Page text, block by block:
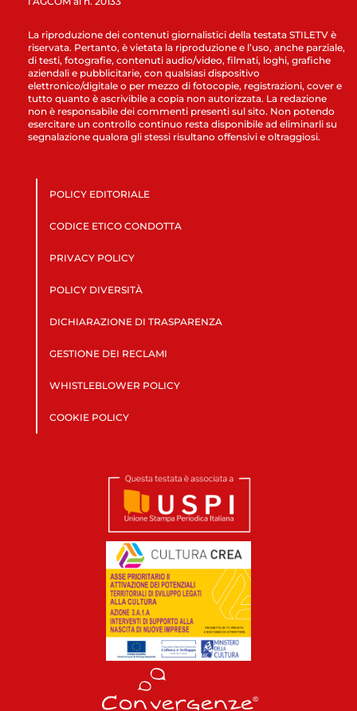
La riproduzione dei contenuti giornalistici della testata STILETV è
riservata. Pertanto, è vietata la riproduzione e l’uso, anche parziale,
di testi, fotografie, contenuti audio/video, filmati, loghi, grafiche
aziendali e pubblicitarie, con qualsiasi dispositivo
elettronico/digitale o per mezzo di fotocopie, registrazioni, cover e
tutto quanto è ascrivibile a copia non autorizzata. La redazione
non è responsabile dei commenti presenti sul sito. Non potendo
esercitare un controllo continuo resta disponibile ad eliminarli su
segnalazione qualora gli stessi risultano offensivi e oltraggiosi.
POLICY EDITORIALE
CODICE ETICO CONDOTTA
PRIVACY POLICY
POLICY DIVERSITÀ
DICHIARAZIONE DI TRASPARENZA
GESTIONE DEI RECLAMI
WHISTLEBLOWER POLICY
COOKIE POLICY